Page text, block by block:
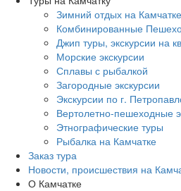
Зимний отдых на Камчатке
Комбинированные
Джип туры, экскурсии на
Морские экскурсии
Сплавы с рыбалкой
Загородные экскурсии
Экскурсии по г.
Вертолетно-пешеходные
Этнографические туры
Рыбалка на Камчатке
Заказ тура
Новости, происшествия на
О Камчатке